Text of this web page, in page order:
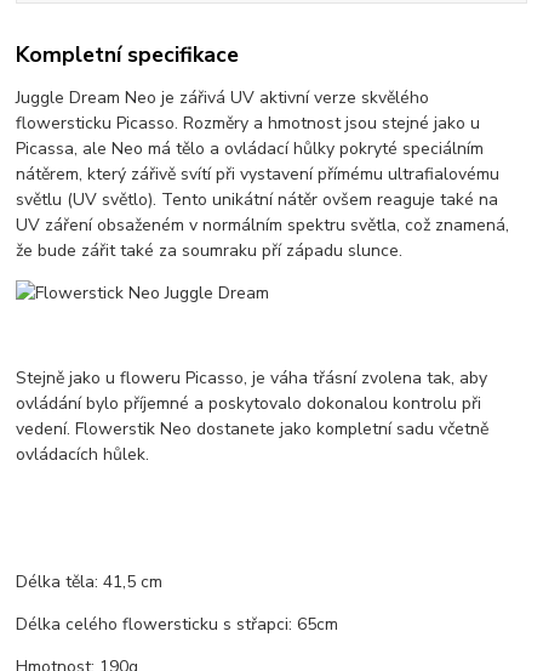
Kompletní specifikace
Juggle Dream Neo je zářivá UV aktivní verze skvělého
flowersticku Picasso. Rozměry a hmotnost jsou stejné jako u
Picassa, ale Neo má tělo a ovládací hůlky pokryté speciálním
nátěrem, který zářivě svítí při vystavení přímému ultrafialovému
světlu (UV světlo). Tento unikátní nátěr ovšem reaguje také na
UV záření obsaženém v normálním spektru světla, což znamená,
že bude zářit také za soumraku pří západu slunce.
Stejně jako u floweru Picasso, je váha třásní zvolena tak, aby
ovládání bylo příjemné a poskytovalo dokonalou kontrolu při
vedení. Flowerstik Neo dostanete jako kompletní sadu včetně
ovládacích hůlek.
Délka těla: 41,5 cm
Délka celého flowersticku s střapci: 65cm